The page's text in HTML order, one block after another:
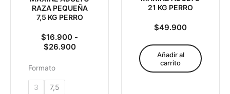
RAZA PEQUEÑA
7,5 KG PERRO
$16.900 -
$26.900
Formato
3 7,5
21 KG PERRO
$49.900
Añadir al
carrito